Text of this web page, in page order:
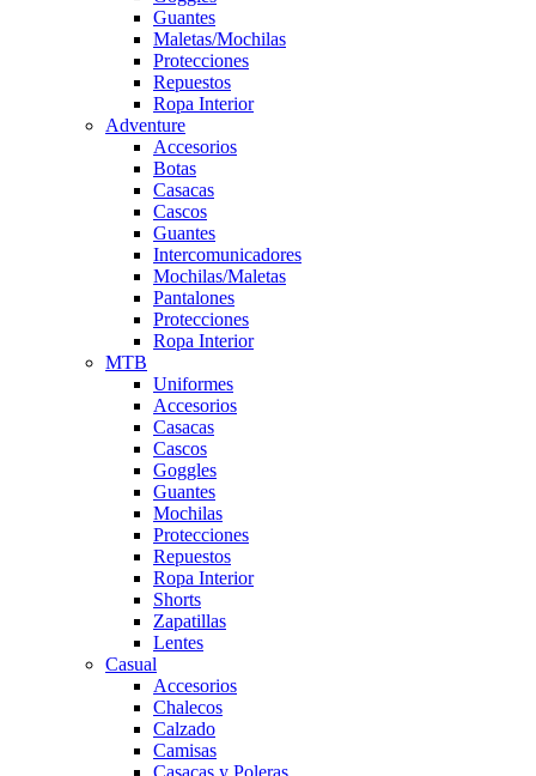
Guantes
Maletas/Mochilas
Protecciones
Repuestos
Ropa Interior
Adventure
Accesorios
Botas
Casacas
Cascos
Guantes
Intercomunicadores
Mochilas/Maletas
Pantalones
Protecciones
Ropa Interior
MTB
Uniformes
Accesorios
Casacas
Cascos
Goggles
Guantes
Mochilas
Protecciones
Repuestos
Ropa Interior
Shorts
Zapatillas
Lentes
Casual
Accesorios
Chalecos
Calzado
Camisas
Casacas y Poleras